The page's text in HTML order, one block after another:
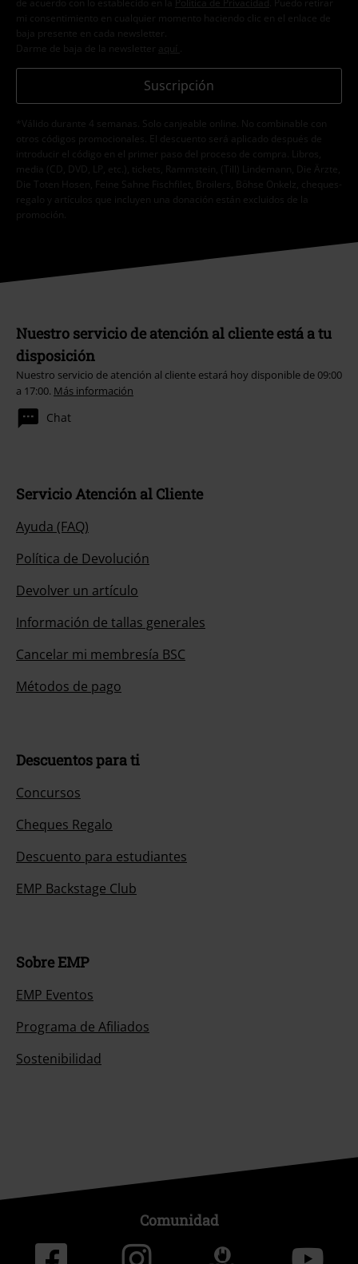
de acuerdo con lo establecido en la Política de Privacidad
. Puedo retirar
mi consentimiento en cualquier momento haciendo clic en el enlace de
baja presente en cada newsletter.
Darme de baja de la newsletter
aquí
Suscripción
*Válido durante 4 semanas. Solo canjeable online. No combinable con
otros códigos promocionales. El descuento será aplicado después de
introducir el código en el primer paso del proceso de compra. Libros,
media (CD, DVD, LP, etc.), tickets, Rammstein, (Till) Lindemann, Die Ärzte,
Die Toten Hosen, Feine Sahne Fischfilet, Broilers, Böhse Onkelz, cheques-
regalo y artículos que incluyen una donación están excluidos de la
promoción.
Nuestro servicio de atención al cliente está a tu
disposición
Nuestro servicio de atención al cliente estará hoy disponible de 09:00
a 17:00. Más información
Chat
Servicio Atención al Cliente
Ayuda (FAQ)
Política de Devolución
Devolver un artículo
Información de tallas generales
Cancelar mi membresía BSC
Métodos de pago
Descuentos para ti
Concursos
Cheques Regalo
Descuento para estudiantes
EMP Backstage Club
Sobre EMP
EMP Eventos
Programa de Afiliados
Sostenibilidad
Comunidad